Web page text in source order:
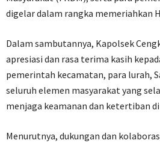
digelar dalam rangka memeriahkan
Dalam sambutannya, Kapolsek
apresiasi dan rasa terima kasih
pemerintah kecamatan, para lurah,
seluruh elemen masyarakat yang
menjaga keamanan dan ketertiban
Menurutnya, dukungan dan